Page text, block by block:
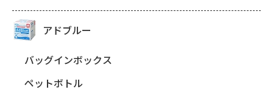
アドブルー
バッグインボックス
ペットボトル